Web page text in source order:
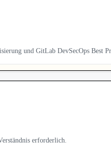
und GitLab DevSecOps Best
erforderlich.